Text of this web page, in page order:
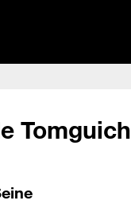
Tomguich